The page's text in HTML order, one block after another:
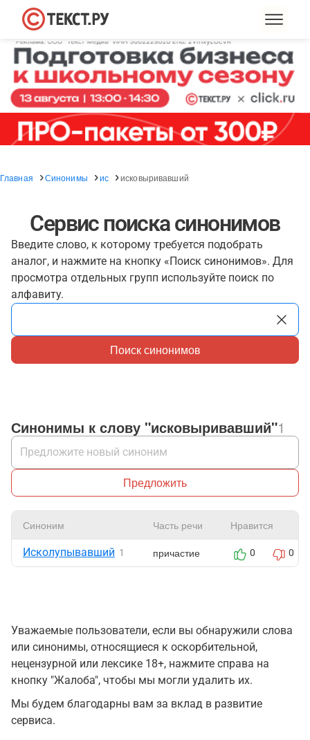
Главная Синонимы ис исковыривавший
Сервис поиска синонимов
Введите слово, к которому требуется подобрать
аналог, и нажмите на кнопку «Поиск синонимов». Для
просмотра отдельных групп используйте поиск по
алфавиту.
Поиск синонимов
Синонимы к слову "исковыривавший"1
Предложить
Синоним Часть речи Нравится
Исколупывавший 1 причастие 0 0
Уважаемые пользователи, если вы обнаружили слова
или синонимы, относящиеся к оскорбительной,
нецензурной или лексике 18+, нажмите справа на
кнопку "Жалоба", чтобы мы могли удалить их.
Мы будем благодарны вам за вклад в развитие
сервиса.